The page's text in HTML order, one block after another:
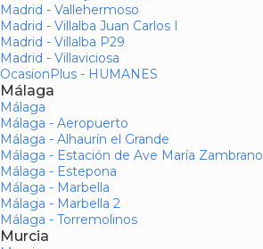
Madrid - Vallehermoso
Madrid - Villalba Juan Carlos I
Madrid - Villalba P29
Madrid - Villaviciosa
OcasionPlus - HUMANES
Málaga
Málaga
Málaga - Aeropuerto
Málaga - Alhaurín el Grande
Málaga - Estación de Ave María Zambrano
Málaga - Estepona
Málaga - Marbella
Málaga - Marbella 2
Málaga - Torremolinos
Murcia